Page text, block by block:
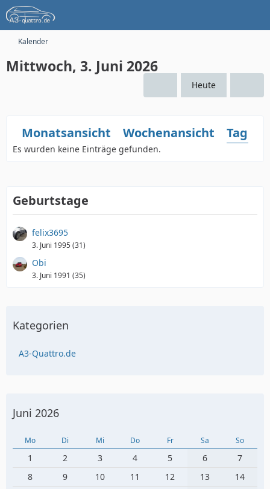
Kalender
Mittwoch, 3. Juni 2026
Heute
Monatsansicht Wochenansicht
Es wurden keine Einträge gefunden.
Geburtstage
felix3695
3. Juni 1995 (31)
Obi
3. Juni 1991 (35)
Kategorien
A3-Quattro.de
Juni 2026
Mo Di Mi Do Fr Sa So
1 2 3 4 5 6
7
8
9 10 11 12 13
14